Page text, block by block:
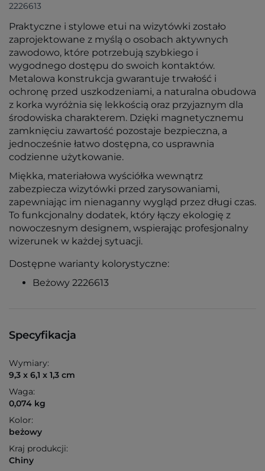
2226613
Praktyczne i stylowe etui na wizytówki zostało
zaprojektowane z myślą o osobach aktywnych
zawodowo, które potrzebują szybkiego i
wygodnego dostępu do swoich kontaktów.
Metalowa konstrukcja gwarantuje trwałość i
ochronę przed uszkodzeniami, a naturalna obudowa
z korka wyróżnia się lekkością oraz przyjaznym dla
środowiska charakterem. Dzięki magnetycznemu
zamknięciu zawartość pozostaje bezpieczna, a
jednocześnie łatwo dostępna, co usprawnia
codzienne użytkowanie.
Miękka, materiałowa wyściółka wewnątrz
zabezpiecza wizytówki przed zarysowaniami,
zapewniając im nienaganny wygląd przez długi czas.
To funkcjonalny dodatek, który łączy ekologię z
nowoczesnym designem, wspierając profesjonalny
wizerunek w każdej sytuacji.
Dostępne warianty kolorystyczne:
Beżowy 2226613
Specyfikacja
Wymiary:
9,3 x 6,1 x 1,3 cm
Waga:
0,074 kg
Kolor:
beżowy
Kraj produkcji:
Chiny